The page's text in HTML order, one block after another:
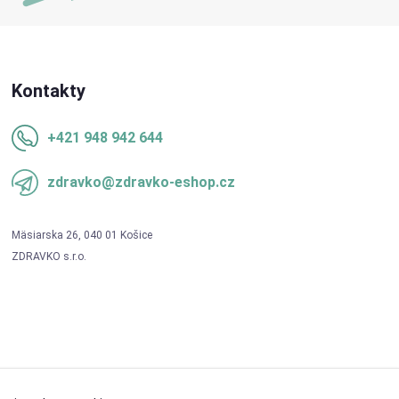
Kontakty
+421 948 942 644
zdravko@zdravko-eshop.cz